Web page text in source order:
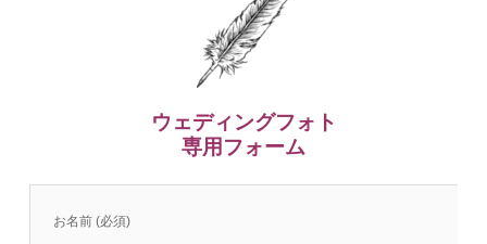
ウェディングフォト
専用フォーム
お名前 (必須)